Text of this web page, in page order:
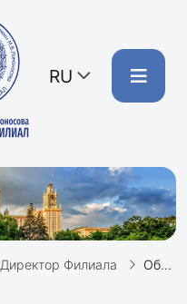
RU
Директор Филиала Обращение директора Казахстанского филиала МГУ, профессора А. В. Сидоровича